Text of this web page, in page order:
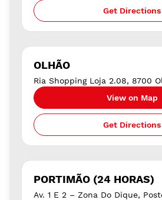
Get Directions
OLHÃO
Ria Shopping Loja 2.08, 8700
View on Map
Get Directions
PORTIMÃO (24 HORAS)
Av. 1 E 2 – Zona Do Dique,